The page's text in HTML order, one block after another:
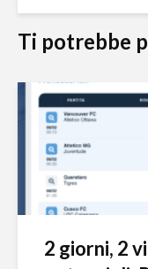
Ti potrebbe
2 giorni, 2